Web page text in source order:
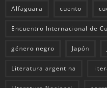
Alfaguara cuento
Encuentro Internacional de
género negro Japón
Literatura argentina